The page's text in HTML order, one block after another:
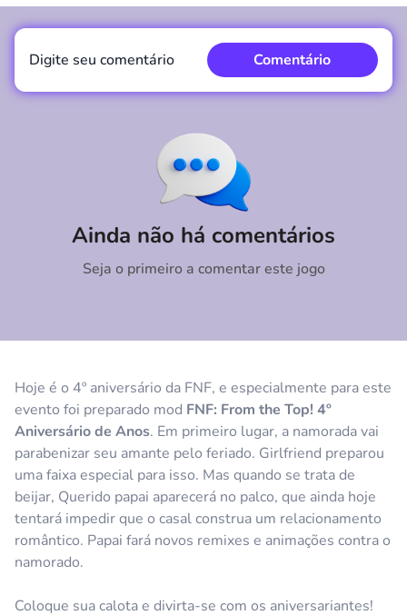
Hoje é o 4º aniversário da FNF, e especialmente para este
evento foi preparado mod FNF: From the Top! 4º
Aniversário de Anos. Em primeiro lugar, a namorada vai
parabenizar seu amante pelo feriado. Girlfriend preparou
uma faixa especial para isso. Mas quando se trata de
beijar, Querido papai aparecerá no palco, que ainda hoje
tentará impedir que o casal construa um relacionamento
romântico. Papai fará novos remixes e animações contra o
namorado.
Coloque sua calota e divirta-se com os aniversariantes!
Ainda não há comentários
Seja o primeiro a comentar este jogo
Digite seu comentário Comentário